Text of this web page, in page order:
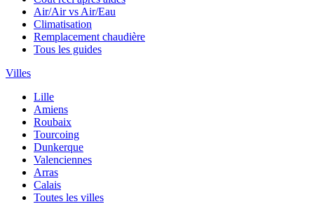
Air/Air vs Air/Eau
Climatisation
Remplacement chaudière
Tous les guides
Villes
Lille
Amiens
Roubaix
Tourcoing
Dunkerque
Valenciennes
Arras
Calais
Toutes les villes